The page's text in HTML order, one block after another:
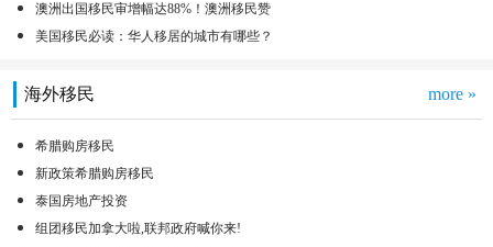
澳洲出国移民审增幅达88%！澳洲移民赞
美国移民必读：华人移居的城市有哪些？
海外移民 more »
希腊购房移民
新政策希腊购房移民
泰国房地产投资
组团移民加拿大啦,联邦政府喊你来!